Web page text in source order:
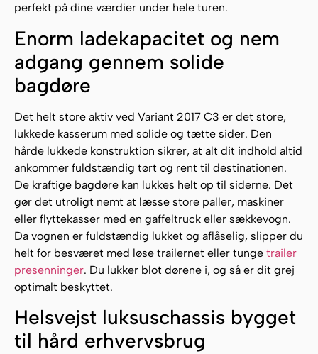
perfekt på dine værdier under hele turen.
Enorm ladekapacitet og nem
adgang gennem solide
bagdøre
Det helt store aktiv ved Variant 2017 C3 er det store,
lukkede kasserum med solide og tætte sider. Den
hårde lukkede konstruktion sikrer, at alt dit indhold altid
ankommer fuldstændig tørt og rent til destinationen.
De kraftige bagdøre kan lukkes helt op til siderne. Det
gør det utroligt nemt at læsse store paller, maskiner
eller flyttekasser med en gaffeltruck eller sækkevogn.
Da vognen er fuldstændig lukket og aflåselig, slipper du
helt for besværet med løse trailernet eller tunge trailer
presenninger. Du lukker blot dørene i, og så er dit grej
optimalt beskyttet.
Helsvejst luksuschassis bygget
til hård erhvervsbrug